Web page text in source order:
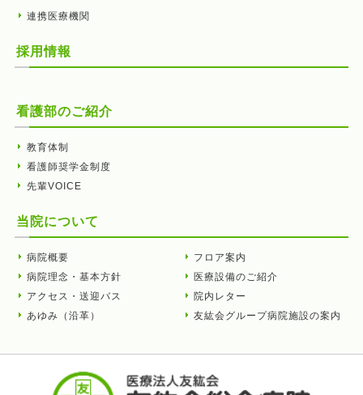
連携医療機関
採用情報
看護部のご紹介
教育体制
看護師奨学金制度
先輩VOICE
当院について
病院概要
病院理念・基本方針
アクセス・送迎バス
あゆみ（沿革）
フロア案内
医療設備のご紹介
院内レター
友紘会グループ病院施設の案内